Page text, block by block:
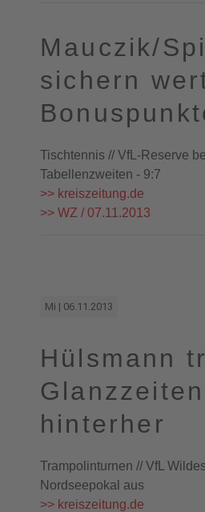
Mauczik/
sichern
Tischtennis // VfL-Reserve
Tabellenzweiten - 9:7
>> kreiszeitung.de
>> WZ / 07.11.2013
Mi | 06.11.2013
Hülsmann
Glanzzeiten
hinterher
Trampolinturnen // VfL
Nordseepokal aus
>> kreiszeitung.de